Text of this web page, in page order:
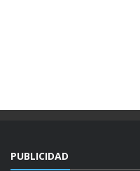
PUBLICIDAD